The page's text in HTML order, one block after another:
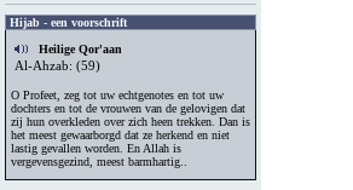
Hijab - een voorschrift
Heilige Qor'aan
Al-Ahzab: (59)
O Profeet, zeg tot uw echtgenotes en tot uw
dochters en tot de vrouwen van de gelovigen dat
zij hun overkleden over zich heen trekken. Dan is
het meest gewaarborgd dat ze herkend en niet
lastig gevallen worden. En Allah is
vergevensgezind, meest barmhartig..